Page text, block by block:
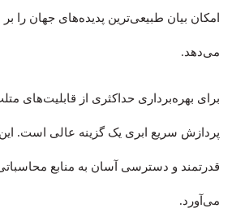
امکان بیان طبیعی‌ترین پدیده‌های جهان را بر
می‌دهد.
برای بهره‌برداری حداکثری از قابلیت‌های
پردازش سریع ابری یک گزینه عالی است.
قدرتمند و دسترسی آسان به منابع
می‌آورد.